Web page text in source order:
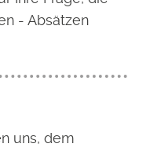
- Absätzen
uns, dem